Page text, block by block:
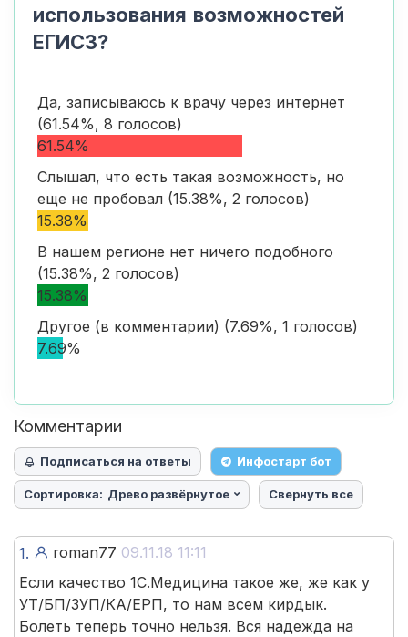
использования возможностей
ЕГИСЗ?
Да, записываюсь к врачу через интернет
(61.54%, 8 голосов)
61.54%
Слышал, что есть такая возможность, но
еще не пробовал (15.38%, 2 голосов)
15.38%
В нашем регионе нет ничего подобного
(15.38%, 2 голосов)
15.38%
Другое (в комментарии) (7.69%, 1 голосов)
7.69%
Комментарии
Подписаться на ответы Инфостарт бот
Сортировка: Древо развёрнутое Свернуть все
1. roman77 09.11.18 11:11
Если качество 1С.Медицина такое же, же как у
УТ/БП/ЗУП/КА/ЕРП, то нам всем кирдык.
Болеть теперь точно нельзя. Вся надежда на